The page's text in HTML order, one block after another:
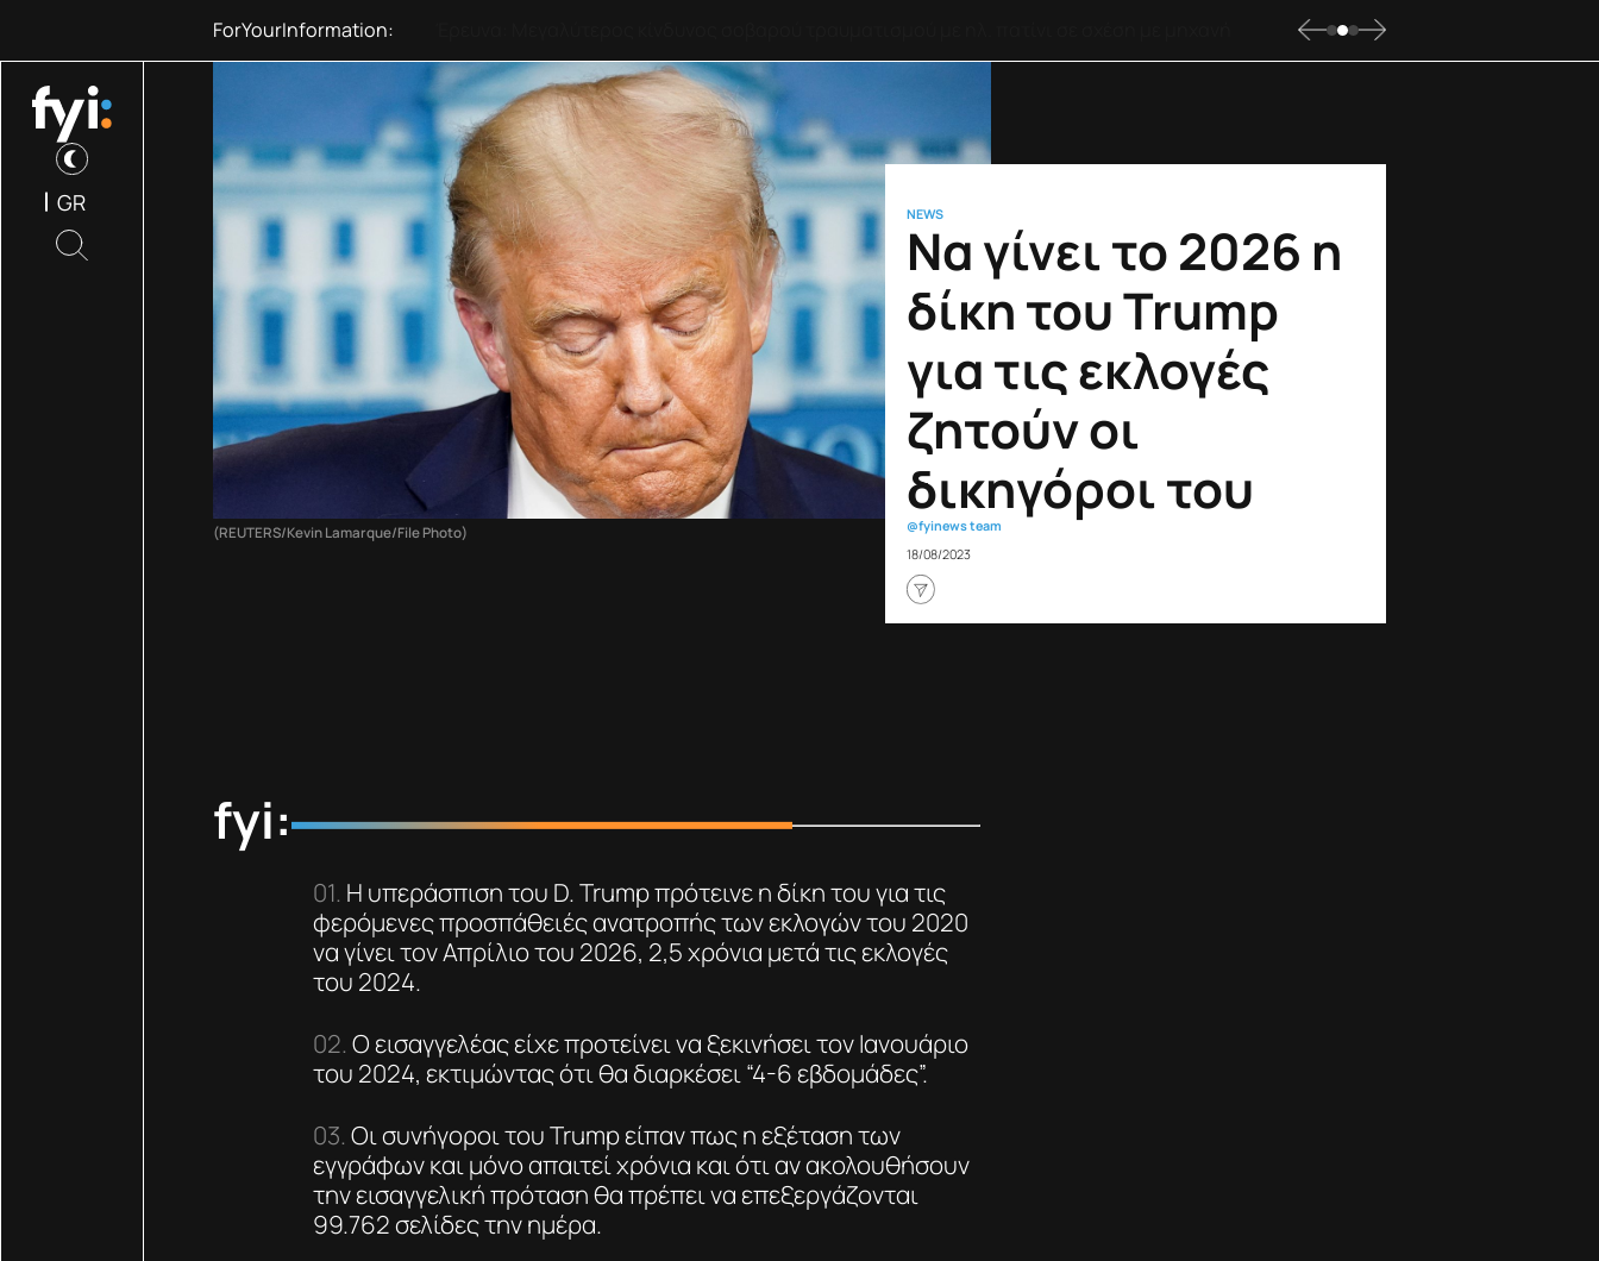
GR
ForYourInformation:
(REUTERS/Kevin Lamarque/File Photo)
NEWS
Να γίνει το 2026 η
δίκη του Trump
για τις εκλογές
ζητούν οι
δικηγόροι του
@fyinews team
18/08/2023
fyi:
Η υπεράσπιση του D. Trump πρότεινε η δίκη του για τις
φερόμενες προσπάθειές ανατροπής των εκλογών του 2020
να γίνει τον Απρίλιο του 2026, 2,5 χρόνια μετά τις εκλογές
του 2024.
Ο εισαγγελέας είχε προτείνει να ξεκινήσει τον Ιανουάριο
του 2024, εκτιμώντας ότι θα διαρκέσει “4-6 εβδομάδες”.
Οι συνήγοροι του Trump είπαν πως η εξέταση των
εγγράφων και μόνο απαιτεί χρόνια και ότι αν ακολουθήσουν
την εισαγγελική πρόταση θα πρέπει να επεξεργάζονται
99.762 σελίδες την ημέρα.